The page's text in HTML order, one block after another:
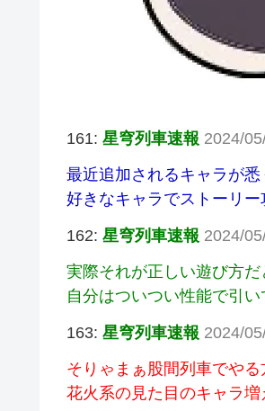
161: 星穹列車速報 2024/
最近追加されるキャラが
好きなキャラでストーリ
162: 星穹列車速報 2024/
実際それが正しい遊び方だ
自分はついつい性能で引
163: 星穹列車速報 2024/
そりゃまぁ股間列車でや
花火系の見た目のキャラ増